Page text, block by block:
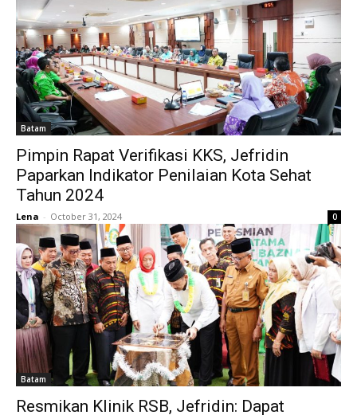
Batam
Pimpin Rapat Verifikasi KKS, Jefridin
Paparkan Indikator Penilaian Kota Sehat
Tahun 2024
Lena - October 31, 2024 0
Batam
Resmikan Klinik RSB, Jefridin: Dapat